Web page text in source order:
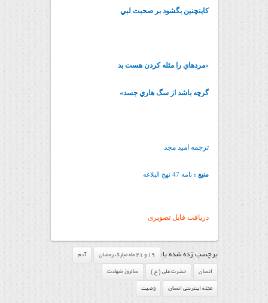
کاينچنين بگشود بر صحبت لبي
«مرده‏اي را مثله کردن هست بد
گرچه باشد از سگ هاري جسد»
ترجمه امید مجد
منبع : نامه 47 نهج البلاغه
دریافت فایل تصویری
برچسب زده شده با: 19 و 21 ماه مبارک رمضان آدم
انسان حضرت علی ( ع ) سالروز شهادت
مجله اینترنتی انسان وصيت